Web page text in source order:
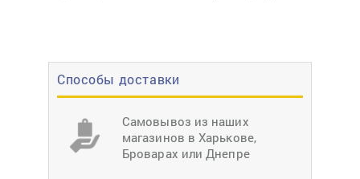
Способы доставки
Самовывоз из наших
магазинов в Харькове,
Броварах или Днепре